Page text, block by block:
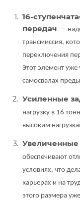
16-
передач —
трансмиссия,
переключения
Этот элемент уже
самосвалах
Усиленные
нагрузку в 16
высоким
Увеличенные
обеспечивают
условиях, что
карьерах и на
этого размера